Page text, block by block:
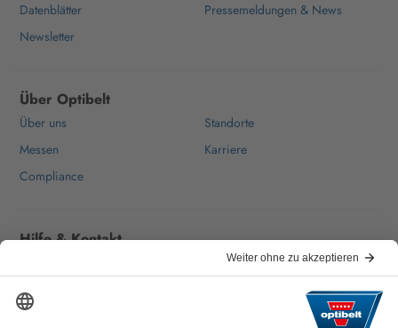
Datenblätter
Pressemeldungen & News
Newsletter
Über Optibelt
Über uns
Standorte
Messen
Karriere
Compliance
Hilfe & Kontakt
Für Lieferanten
Kontakt